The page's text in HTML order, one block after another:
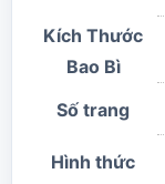
Kích Thước
Bao Bì
Số trang
Hình thức